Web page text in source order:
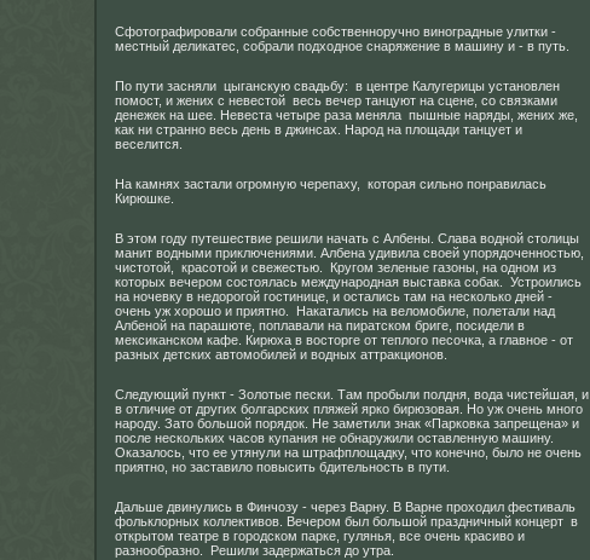
Сфотографировали собранные собственноручно виноградные улитки -
местный деликатес, собрали подходное снаряжение в машину и - в путь.
По пути засняли цыганскую свадьбу: в центре Калугерицы установлен
помост, и жених с невестой весь вечер танцуют на сцене, со связками
денежек на шее. Невеста четыре раза меняла пышные наряды, жених же,
как ни странно весь день в джинсах. Народ на площади танцует и
веселится.
На камнях застали огромную черепаху, которая сильно понравилась
Кирюшке.
В этом году путешествие решили начать с Албены. Слава водной столицы
манит водными приключениями. Албена удивила своей упорядоченностью,
чистотой, красотой и свежестью. Кругом зеленые газоны, на одном из
которых вечером состоялась международная выставка собак. Устроились
на ночевку в недорогой гостинице, и остались там на несколько дней -
очень уж хорошо и приятно. Накатались на веломобиле, полетали над
Албеной на парашюте, поплавали на пиратском бриге, посидели в
мексиканском кафе. Кирюха в восторге от теплого песочка, а главное - от
разных детских автомобилей и водных аттракционов.
Следующий пункт - Золотые пески. Там пробыли полдня, вода чистейшая, и
в отличие от других болгарских пляжей ярко бирюзовая. Но уж очень много
народу. Зато большой порядок. Не заметили знак «Парковка запрещена» и
после нескольких часов купания не обнаружили оставленную машину.
Оказалось, что ее утянули на штрафплощадку, что конечно, было не очень
приятно, но заставило повысить бдительность в пути.
Дальше двинулись в Финчозу - через Варну. В Варне проходил фестиваль
фольклорных коллективов. Вечером был большой праздничный концерт в
открытом театре в городском парке, гулянья, все очень красиво и
разнообразно. Решили задержаться до утра.